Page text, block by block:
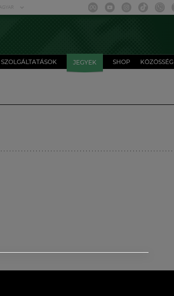
SZOLGÁLTATÁSOK JEGYEK SHOP KÖZÖSSÉG